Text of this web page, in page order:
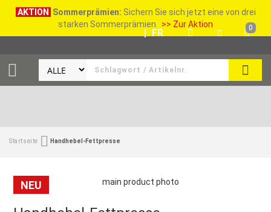
AKTION Sommerprämien: Sichern Sie sich jetzt eine von drei
starken Sommerprämien >> Zur Aktion
SUCHE
| FR 0
Startseite Handhebel-Fettpresse
NEU